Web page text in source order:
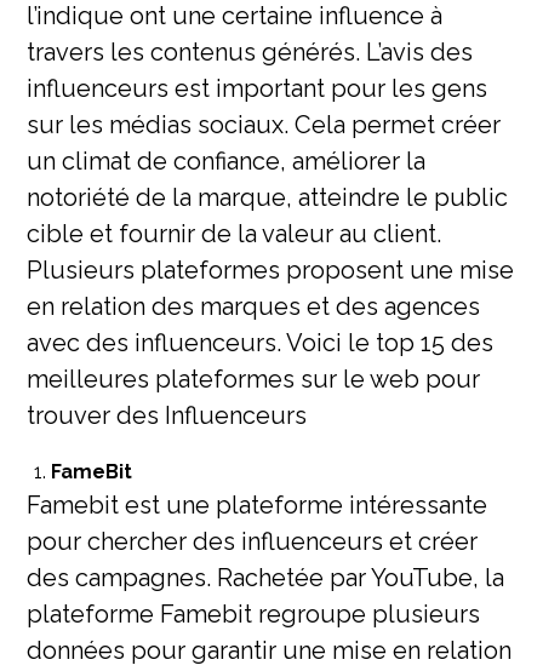
l’indique ont une certaine influence à
travers les contenus générés. L’avis des
influenceurs est important pour les gens
sur les médias sociaux. Cela permet créer
un climat de confiance, améliorer la
notoriété de la marque, atteindre le public
cible et fournir de la valeur au client.
Plusieurs plateformes proposent une mise
en relation des marques et des agences
avec des influenceurs. Voici le top 15 des
meilleures plateformes sur le web pour
trouver des Influenceurs
FameBit
Famebit est une plateforme intéressante
pour chercher des influenceurs et créer
des campagnes. Rachetée par YouTube, la
plateforme Famebit regroupe plusieurs
données pour garantir une mise en relation